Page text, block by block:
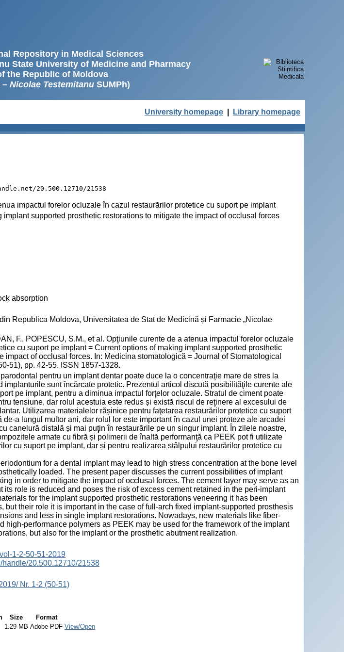
Repository in Medical Sciences
State University of Medicine and Pharmacy
the Republic of Moldova
– Nicolae TestemitanuSUMPh)
University homepage Library homepage
20.500.12710/21538
impactul forelor ocluzale în cazul restaurărilor protetice cu suport pe implant
implant supported prosthetic restorations to mitigate the impact of occlusal forces
absorption
Republica Moldova, Universitatea de Stat de Medicină și Farmacie „Nicolae
F., POPESCU, S.M., et al. Opţiunile curente de a atenua impactul forelor ocluzale
cu suport pe implant = Current options of making implant supported prosthetic
impact of occlusal forces. In: Medicina stomatologică = Journal of Stomatological
51), pp. 42-55. ISSN 1857-1328.
pentru un implant dentar poate duce la o concentraţie mare de stres la
implanturile sunt încărcate protetic. Prezentul articol discută posibilităţile curente ale
pe implant, pentru a diminua impactul forţelor ocluzale. Stratul de ciment poate
tensiune, dar rolul acestuia este redus și există riscul de reţinere al excesului de
Utilizarea materialelor rășinice pentru faţetarea restaurărilor protetice cu suport
de-a lungul multor ani, dar rolul lor este important în cazul unei proteze ale arcadei
canelură distală și mai puţin în restaurările pe un singur implant. În zilele noastre,
armate cu fibră și polimerii de înaltă performanţă ca PEEK pot fi utilizate
cu suport pe implant, dar și pentru realizarea stâlpului restaurărilor protetice cu
for a dental implant may lead to high stress concentration at the bone level
loaded. The present paper discusses the current possibilities of implant
in order to mitigate the impact of occlusal forces. The cement layer may serve as an
its role is reduced and poses the risk of excess cement retained in the peri-implant
for the implant supported prosthetic restorations veneering it has been
but their role it is important in the case of full-arch fixed implant-supported prosthesis
and less in single implant restorations. Nowadays, new materials like fiber-
high-performance polymers as PEEK may be used for the framework of the implant
but also for the implant or the prosthetic abutment realization.
1-2-50-51-2019
handle/20.500.12710/21538
Nr. 1-2 (50-51)
Size
Format
1.29 MB Adobe PDF View/Open